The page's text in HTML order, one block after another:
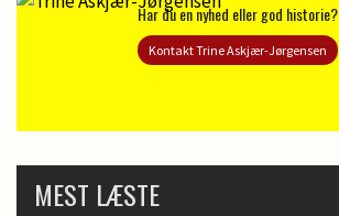
Har du en nyhed eller god historie?
Kontakt Trine Askjær-Jørgensen
MEST LÆSTE